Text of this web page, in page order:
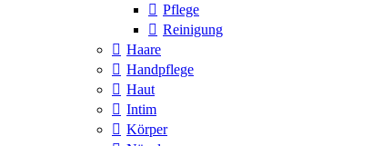
Pflege
Reinigung
Haare
Handpflege
Haut
Intim
Körper